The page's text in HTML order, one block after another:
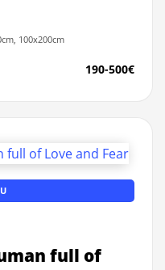
100x200cm
190-500€
full of